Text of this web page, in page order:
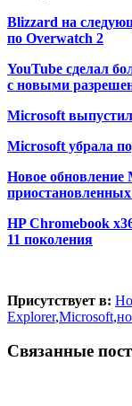
Blizzard на
по Overwatch 2
YouTube сделал
с новыми
Microsoft
Microsoft убрала
Новое обновление
HP Chromebook
11 поколения
Присутствует в:
Explorer,Microsoft,
Связанные